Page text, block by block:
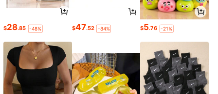
$28.85 -48% $47.52 -84% $5.76 -21%